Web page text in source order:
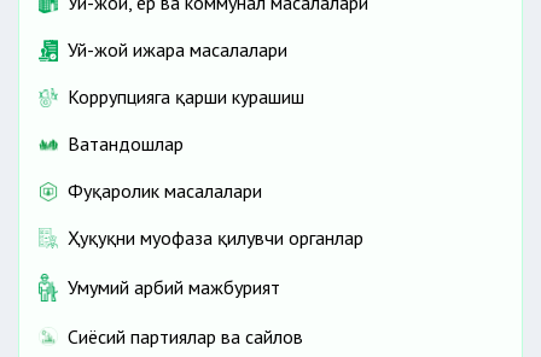
Уй-жой ижара масалалари
Коррупцияга қарши курашиш
Ватандошлар
Фуқаролик масалалари
Ҳуқуқни муҳофаза қилувчи органлар
Умумий ҳарбий мажбурият
Сиёсий партиялар ва сайлов